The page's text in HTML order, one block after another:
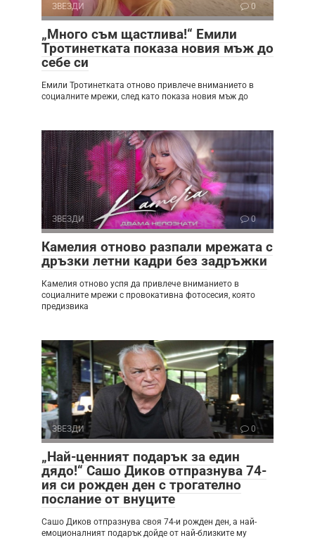
ЗВЕЗДИ 0
„Много съм щастлива!“ Емили
Тротинетката показа новия мъж до
себе си
Емили Тротинетката отново привлече вниманието в
социалните мрежи, след като показа новия мъж до
ЗВЕЗДИ 0
Камелия отново разпали мрежата с
дръзки летни кадри без задръжки
Камелия отново успя да привлече вниманието в
социалните мрежи с провокативна фотосесия, която
предизвика
ЗВЕЗДИ 0
„Най-ценният подарък за един
дядо!“ Сашо Диков отпразнува 74-
ия си рожден ден с трогателно
послание от внуците
Сашо Диков отпразнува своя 74-и рожден ден, а най-
емоционалният подарък дойде от най-близките му